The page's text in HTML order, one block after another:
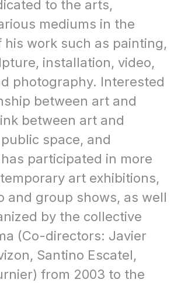
to the arts,
mediums in the
his work such as painting,
installation, video,
photography. Interested
between art and
between art and
space, and
participated in more
art exhibitions,
and group shows, as well
by the collective
(Co-directors: Javier
Santino Escatel,
from 2003 to the